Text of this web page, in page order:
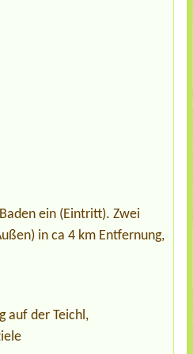
ein (Eintritt). Zwei
in ca 4 km Entfernung,
auf der Teichl,